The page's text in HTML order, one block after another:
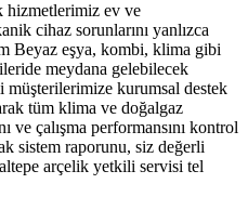
hizmetlerimiz ev ve
cihaz sorunlarını yanlızca
Beyaz eşya, kombi, klima gibi
meydana gelebilecek
kurumsal destek
tüm klima ve doğalgaz
ve çalışma performansını kontrol
sistem raporunu, siz değerli
arçelik yetkili servisi tel